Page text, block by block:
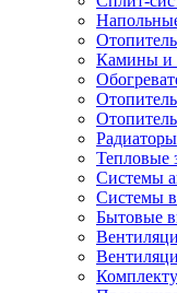
Камины и
Радиаторы
Тепловые
Системы
Системы
Бытовые